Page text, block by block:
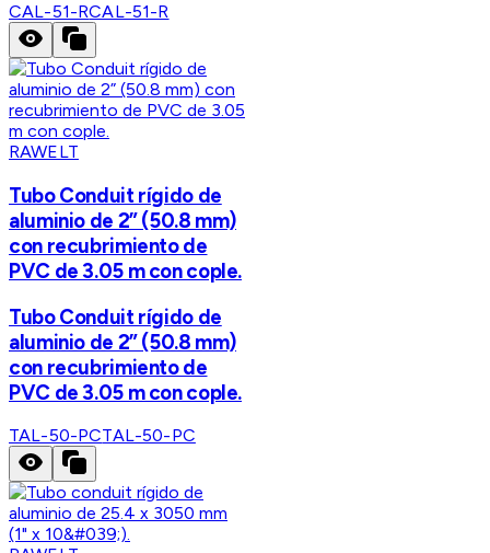
CAL-51-RCAL-51-R
RAWELT
Tubo Conduit rígido de
aluminio de 2” (50.8 mm)
con recubrimiento de
PVC de 3.05 m con cople.
Tubo Conduit rígido de
aluminio de 2” (50.8 mm)
con recubrimiento de
PVC de 3.05 m con cople.
TAL-50-PCTAL-50-PC